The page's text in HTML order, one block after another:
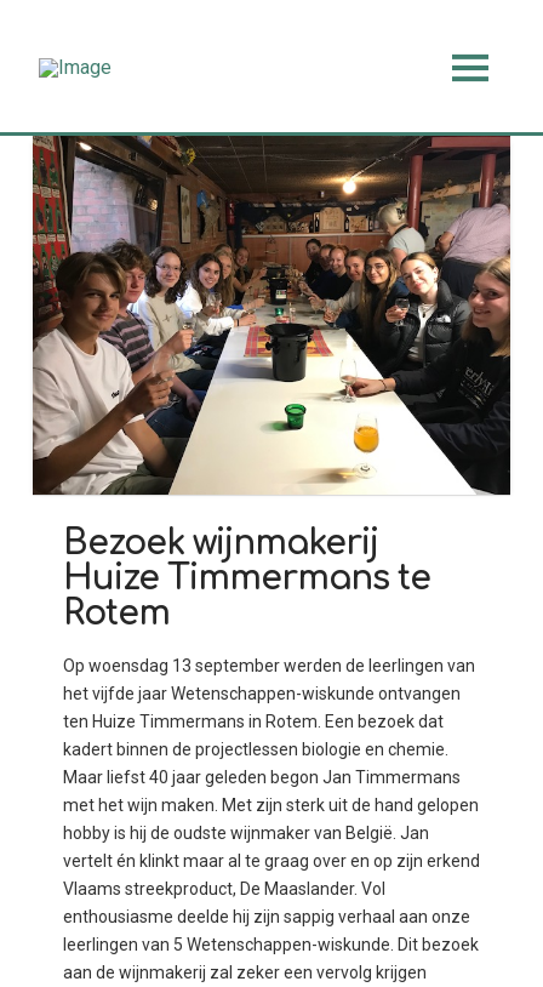
Bezoek wijnmakerij
Huize Timmermans te
Rotem
Op woensdag 13 september werden de leerlingen van
het vijfde jaar Wetenschappen-wiskunde ontvangen
ten Huize Timmermans in Rotem. Een bezoek dat
kadert binnen de projectlessen biologie en chemie.
Maar liefst 40 jaar geleden begon Jan Timmermans
met het wijn maken. Met zijn sterk uit de hand gelopen
hobby is hij de oudste wijnmaker van België. Jan
vertelt én klinkt maar al te graag over en op zijn erkend
Vlaams streekproduct, De Maaslander. Vol
enthousiasme deelde hij zijn sappig verhaal aan onze
leerlingen van 5 Wetenschappen-wiskunde. Dit bezoek
aan de wijnmakerij zal zeker een vervolg krijgen